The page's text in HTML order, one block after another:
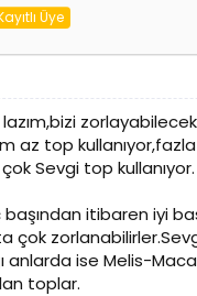
Üye
az top
Sevgi top kullanıyor.
itibaren iyi
çok
anlarda ise Melis-
toplar.